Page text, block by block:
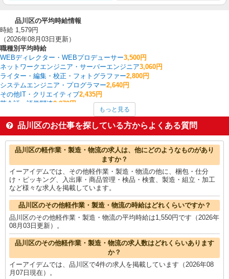
品川区の平均時給情報
時給 1,579円
（2026年08月03日更新）
職種別平均時給
WEBディレクター・WEBプロデューサー3,500円
ネットワークエンジニア・サーバーエンジニア3,060円
ライター・編集・校正・フォトグラファー2,800円
システムエンジニア・プログラマー2,640円
その他IT・クリエイティブ2,435円
英会話・語学関連2,070円
1,911円
経理・人事・労務・総務・法務1,871円
コールセンター 1,855円
看護師・保健師・看護助手・助産師1,836円
品川区の他の職種の平均時給を見る
もっと見る
品川区のお仕事を探している方からよくある質問
品川区の軽作業・製造・物流の求人は、他にどのようなものがあり
ますか？
イーアイデムでは、その他軽作業・製造・物流の他に、梱包・仕分
け・ピッキング、入出庫・商品管理・検品・検査、製造・組立・加工
など様々な求人を掲載しています。
品川区のその他軽作業・製造・物流の時給はどれくらいですか？
品川区のその他軽作業・製造・物流の平均時給は1,550円です（2026年
08月03日更新）。
品川区のその他軽作業・製造・物流の求人数はどれくらいあります
か？
イーアイデムでは、品川区で4件の求人を掲載しています（2026年08
月07日現在）。